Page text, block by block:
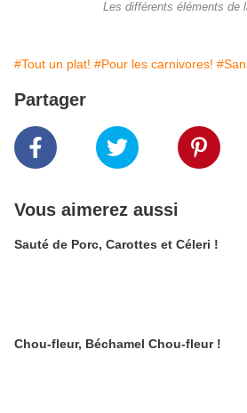
Les différents éléments de
#Tout un plat! #Pour les carnivores!
Partager
Vous aimerez aussi
Sauté de Porc, Carottes et Céleri !
Chou-fleur, Béchamel Chou-fleur !